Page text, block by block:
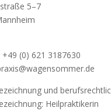
5–7
(0) 621 3187630
und
Heilpraktikerin